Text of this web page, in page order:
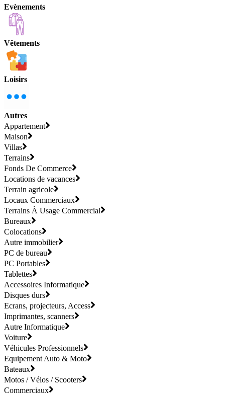
Evènements
Vêtements
Loisirs
Autres
Appartement
Maison
Villas
Terrains
Fonds De Commerce
Locations de vacances
Terrain agricole
Locaux Commerciaux
Terrains À Usage Commercial
Bureaux
Colocations
Autre immobilier
PC de bureau
PC Portables
Tablettes
Accessoires Informatique
Disques durs
Ecrans, projecteurs, Access
Imprimantes, scanners
Autre Informatique
Voiture
Véhicules Professionnels
Equipement Auto & Moto
Bateaux
Motos / Vélos / Scooters
Commerciaux